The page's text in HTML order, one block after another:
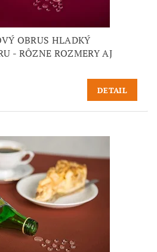
OBRUS HLADKÝ
- RÔZNE ROZMERY AJ
DETAIL